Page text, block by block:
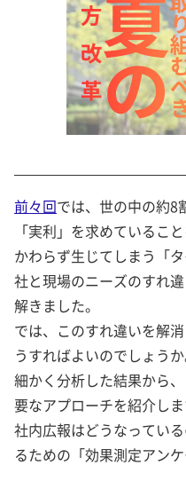
前々回では、世の中の約8
「実利」を求めているこ
かわらず生じてしまう「
社と現場のニーズのすれ
解きました。
では、このすれ違いを解
うすればよいのでしょう
細かく分析した結果から
要なアプローチを紹介し
社内広報はどうなってい
るための「効果測定アン